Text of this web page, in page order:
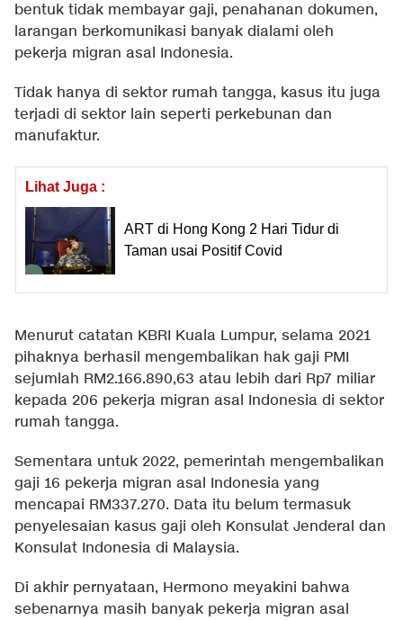
bentuk tidak membayar gaji, penahanan dokumen,
larangan berkomunikasi banyak dialami oleh
pekerja migran asal Indonesia.
Tidak hanya di sektor rumah tangga, kasus itu juga
terjadi di sektor lain seperti perkebunan dan
manufaktur.
Lihat Juga :
ART di Hong Kong 2 Hari Tidur di
Taman usai Positif Covid
Menurut catatan KBRI Kuala Lumpur, selama 2021
pihaknya berhasil mengembalikan hak gaji PMI
sejumlah RM2.166.890,63 atau lebih dari Rp7 miliar
kepada 206 pekerja migran asal Indonesia di sektor
rumah tangga.
Sementara untuk 2022, pemerintah mengembalikan
gaji 16 pekerja migran asal Indonesia yang
mencapai RM337.270. Data itu belum termasuk
penyelesaian kasus gaji oleh Konsulat Jenderal dan
Konsulat Indonesia di Malaysia.
Di akhir pernyataan, Hermono meyakini bahwa
sebenarnya masih banyak pekerja migran asal